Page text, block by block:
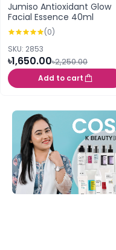
Jumiso Antioxidant Glow
Facial Essence 40ml
(0)
SKU: 2853
৳1,650.00৳2,250.00
Add to cart